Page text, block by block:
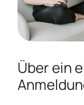
Über ein